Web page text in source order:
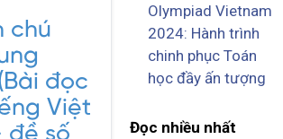
chú
đọc
Việt
Olympiad Vietnam
2024: Hành trình
chinh phục Toán
học đầy ấn tượng
Đọc nhiều nhất